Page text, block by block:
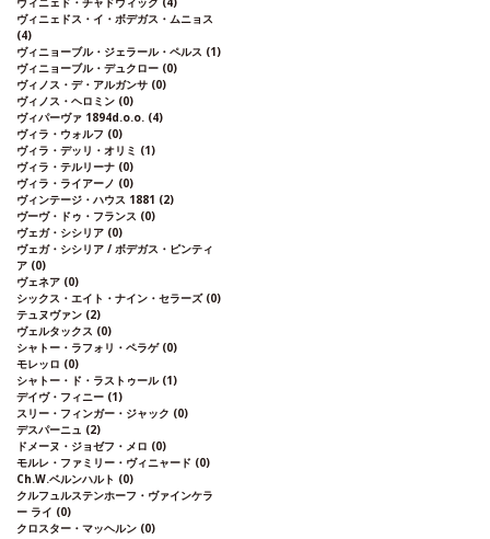
ヴィニェドス・イ・ボデガス・ムニョス
(4)
ヴィニョーブル・ジェラール・ペルス (1)
ヴィニョーブル・デュクロー (0)
ヴィノス・デ・アルガンサ (0)
ヴィノス・ヘロミン (0)
ヴィパーヴァ 1894d.o.o. (4)
ヴィラ・ウォルフ (0)
ヴィラ・デッリ・オリミ (1)
ヴィラ・テルリーナ (0)
ヴィラ・ライアーノ (0)
ヴィンテージ・ハウス 1881 (2)
ヴーヴ・ドゥ・フランス (0)
ヴェガ・シシリア (0)
ヴェガ・シシリア / ボデガス・ピンティ
ア (0)
ヴェネア (0)
シックス・エイト・ナイン・セラーズ (0)
テュヌヴァン (2)
ヴェルタックス (0)
シャトー・ラフォリ・ペラゲ (0)
モレッロ (0)
シャトー・ド・ラストゥール (1)
デイヴ・フィニー (1)
スリー・フィンガー・ジャック (0)
デスパーニュ (2)
ドメーヌ・ジョゼフ・メロ (0)
モルレ・ファミリー・ヴィニャード (0)
Ch.W.ベルンハルト (0)
クルフュルステンホーフ・ヴァインケラ
ー ライ (0)
クロスター・マッヘルン (0)